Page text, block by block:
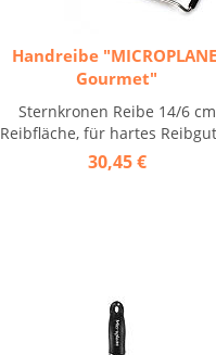
Handreibe
Gourmet"
Sternkronen Reibe 14/6 cm
Reibfläche, für hartes
30,45 €